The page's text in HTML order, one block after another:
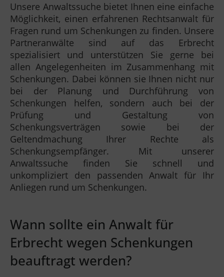
Unsere Anwaltssuche bietet Ihnen eine einfache
Möglichkeit, einen erfahrenen Rechtsanwalt für
Fragen rund um Schenkungen zu finden. Unsere
Partneranwälte sind auf das Erbrecht
spezialisiert und unterstützen Sie gerne bei
allen Angelegenheiten im Zusammenhang mit
Schenkungen. Dabei können sie Ihnen nicht nur
bei der Planung und Durchführung von
Schenkungen helfen, sondern auch bei der
Prüfung und Gestaltung von
Schenkungsverträgen sowie bei der
Geltendmachung Ihrer Rechte als
Schenkungsempfänger. Mit unserer
Anwaltssuche finden Sie schnell und
unkompliziert den passenden Anwalt für Ihr
Anliegen rund um Schenkungen.
Wann sollte ein Anwalt für
Erbrecht wegen Schenkungen
beauftragt werden?